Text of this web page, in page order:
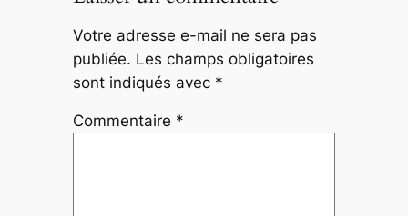
Votre adresse e-mail ne sera pas
publiée. Les champs obligatoires
sont indiqués avec *
Commentaire *